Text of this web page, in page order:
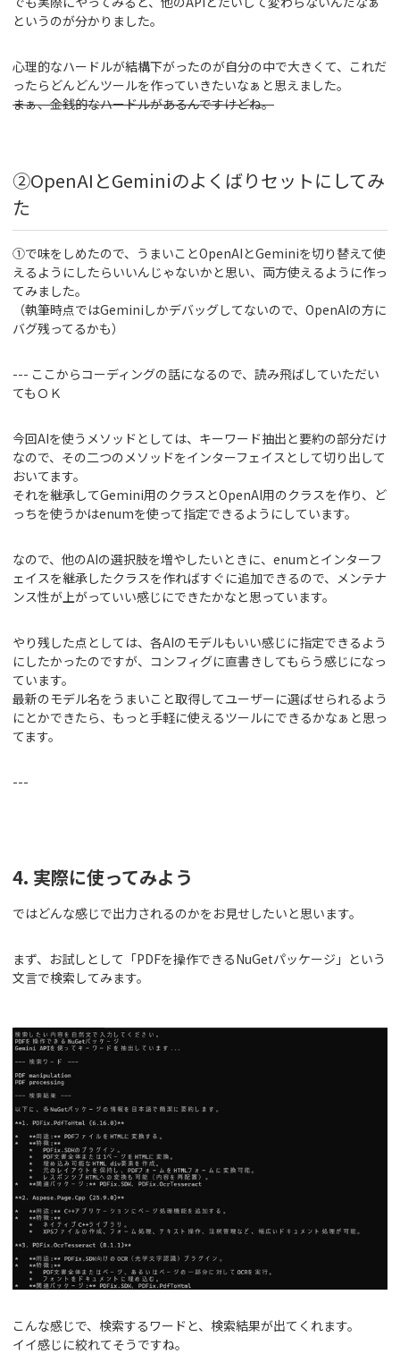
というのが分かりました。
心理的なハードルが結構下がったのが自分の中で大きくて、これだ
ったらどんどんツールを作っていきたいなぁと思えました。
まぁ、金銭的なハードルがあるんですけどね。
②OpenAIとGeminiのよくばりセットにしてみ
た
①で味をしめたので、うまいことOpenAIとGeminiを切り替えて使
えるようにしたらいいんじゃないかと思い、両方使えるように作っ
てみました。
（執筆時点ではGeminiしかデバッグしてないので、OpenAIの方に
バグ残ってるかも）
--- ここからコーディングの話になるので、読み飛ばしていただい
てもＯＫ
今回AIを使うメソッドとしては、キーワード抽出と要約の部分だけ
なので、その二つのメソッドをインターフェイスとして切り出して
おいてます。
それを継承してGemini用のクラスとOpenAI用のクラスを作り、ど
っちを使うかはenumを使って指定できるようにしています。
なので、他のAIの選択肢を増やしたいときに、enumとインターフ
ェイスを継承したクラスを作ればすぐに追加できるので、メンテナ
ンス性が上がっていい感じにできたかなと思っています。
やり残した点としては、各AIのモデルもいい感じに指定できるよう
にしたかったのですが、コンフィグに直書きしてもらう感じになっ
ています。
最新のモデル名をうまいこと取得してユーザーに選ばせられるよう
にとかできたら、もっと手軽に使えるツールにできるかなぁと思っ
てます。
---
4. 実際に使ってみよう
ではどんな感じで出力されるのかをお見せしたいと思います。
まず、お試しとして「PDFを操作できるNuGetパッケージ」という
文言で検索してみます。
こんな感じで、検索するワードと、検索結果が出てくれます。
イイ感じに絞れてそうですね。